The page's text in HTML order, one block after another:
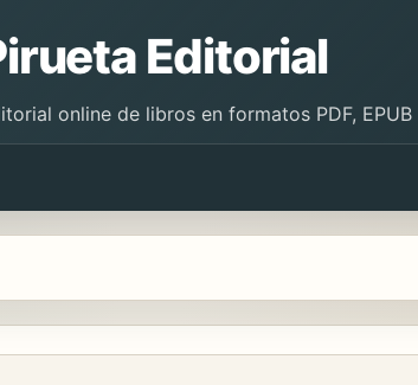
Editorial
online de libros en formatos PDF, EPUB